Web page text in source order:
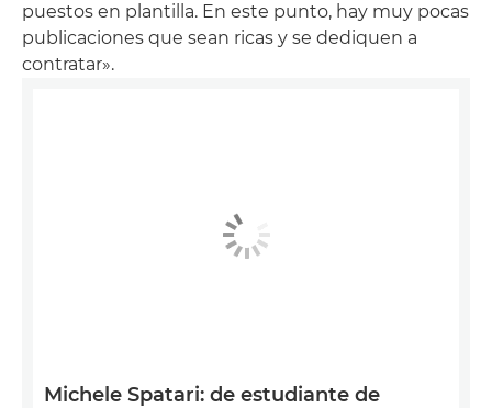
puestos en plantilla. En este punto, hay muy pocas
publicaciones que sean ricas y se dediquen a
contratar».
Michele Spatari: de estudiante de